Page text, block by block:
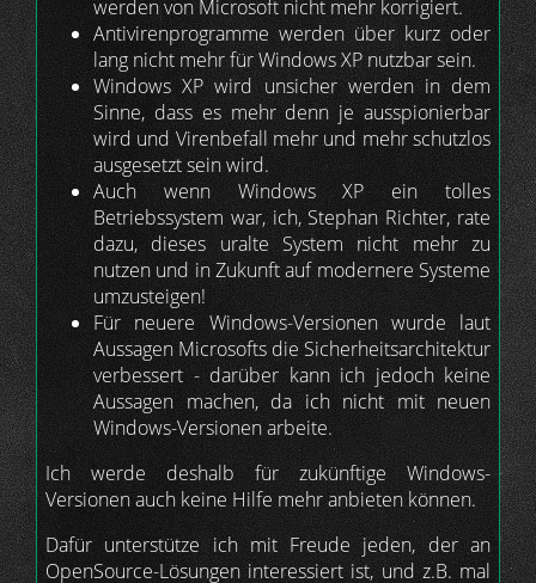
werden von Microsoft nicht mehr korrigiert.
Antivirenprogramme werden über kurz oder
lang nicht mehr für Windows XP nutzbar sein.
Windows XP wird unsicher werden in dem
Sinne, dass es mehr denn je ausspionierbar
wird und Virenbefall mehr und mehr schutzlos
ausgesetzt sein wird.
Auch wenn Windows XP ein tolles
Betriebssystem war, ich, Stephan Richter, rate
dazu, dieses uralte System nicht mehr zu
nutzen und in Zukunft auf modernere Systeme
umzusteigen!
Für neuere Windows-Versionen wurde laut
Aussagen Microsofts die Sicherheitsarchitektur
verbessert - darüber kann ich jedoch keine
Aussagen machen, da ich nicht mit neuen
Windows-Versionen arbeite.
Ich werde deshalb für zukünftige Windows-
Versionen auch keine Hilfe mehr anbieten können.
Dafür unterstütze ich mit Freude jeden, der an
OpenSource-Lösungen interessiert ist, und z.B. mal